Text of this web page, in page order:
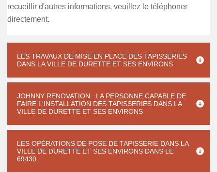
recueillir d'autres informations, veuillez le téléphoner
directement.
LES TRAVAUX DE MISE EN PLACE DES TAPISSERIES
DANS LA VILLE DE DURETTE ET SES ENVIRONS
JOHNNY RENOVATION : LA PERSONNE CAPABLE DE
FAIRE L'INSTALLATION DES TAPISSERIES DANS LA
VILLE DE DURETTE ET SES ENVIRONS
LES OPÉRATIONS DE POSE DE TAPISSERIE DANS LA
VILLE DE DURETTE ET SES ENVIRONS DANS LE
69430